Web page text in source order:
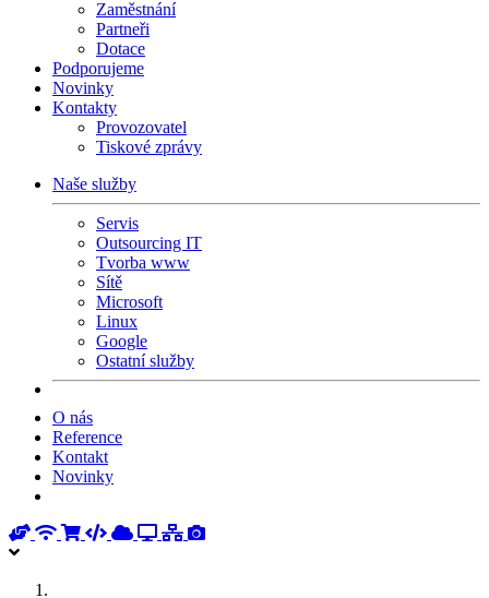
Zaměstnání
Partneři
Dotace
Podporujeme
Novinky
Kontakty
Provozovatel
Tiskové zprávy
Naše služby
Servis
Outsourcing IT
Tvorba www
Sítě
Microsoft
Linux
Google
Ostatní služby
O nás
Reference
Kontakt
Novinky